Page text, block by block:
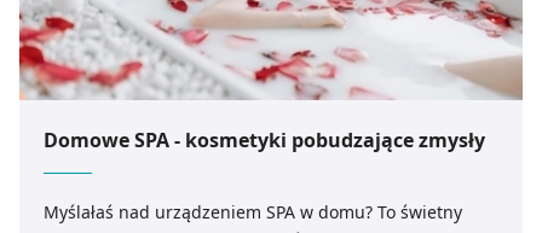
Domowe SPA - kosmetyki pobudzające zmysły
Myślałaś nad urządzeniem SPA w domu? To świetny